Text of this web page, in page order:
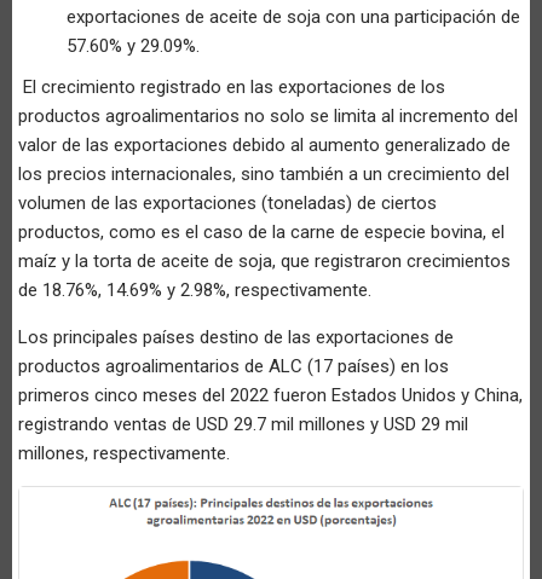
exportaciones de aceite de soja con una participación de
57.60% y 29.09%.
El crecimiento registrado en las exportaciones de los
productos agroalimentarios no solo se limita al incremento del
valor de las exportaciones debido al aumento generalizado de
los precios internacionales, sino también a un crecimiento del
volumen de las exportaciones (toneladas) de ciertos
productos, como es el caso de la carne de especie bovina, el
maíz y la torta de aceite de soja, que registraron crecimientos
de 18.76%, 14.69% y 2.98%, respectivamente.
Los principales países destino de las exportaciones de
productos agroalimentarios de ALC (17 países) en los
primeros cinco meses del 2022 fueron Estados Unidos y China,
registrando ventas de USD 29.7 mil millones y USD 29 mil
millones, respectivamente.